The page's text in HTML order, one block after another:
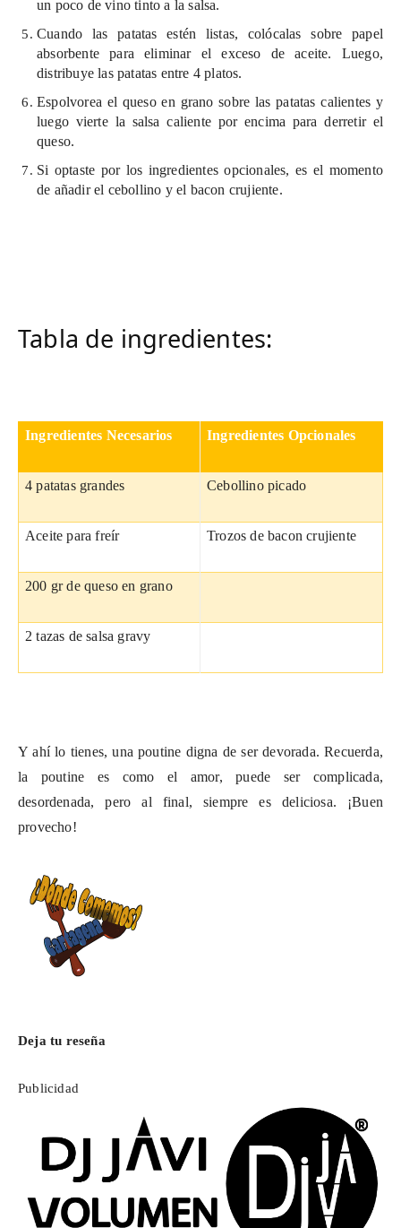
un poco de vino tinto a la salsa.
Cuando las patatas estén listas, colócalas sobre papel
absorbente para eliminar el exceso de aceite. Luego,
distribuye las patatas entre 4 platos.
Espolvorea el queso en grano sobre las patatas calientes y
luego vierte la salsa caliente por encima para derretir el
queso.
Si optaste por los ingredientes opcionales, es el momento
de añadir el cebollino y el bacon crujiente.
Tabla de ingredientes:
Ingredientes Necesarios Ingredientes Opcionales
4 patatas grandes Cebollino picado
Aceite para freír Trozos de bacon crujiente
200 gr de queso en grano
2 tazas de salsa gravy
Y ahí lo tienes, una poutine digna de ser devorada. Recuerda,
la poutine es como el amor, puede ser complicada,
desordenada, pero al final, siempre es deliciosa. ¡Buen
provecho!
Deja tu reseña
Publicidad